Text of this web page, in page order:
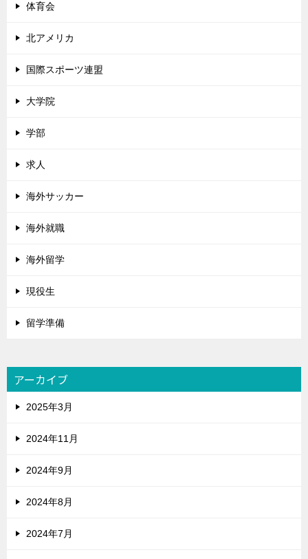
体育会
北アメリカ
国際スポーツ連盟
大学院
学部
求人
海外サッカー
海外就職
海外留学
現役生
留学準備
アーカイブ
2025年3月
2024年11月
2024年9月
2024年8月
2024年7月